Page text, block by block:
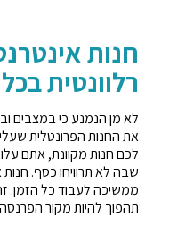
חנות
רלוונטית
לא מן הנמנע כי במצבים
את החנות הפרונטלית
לכם חנות מקוונת, אתם
שבה לא תרוויחו כסף.
ממשיכה לעבוד כל הזמן.
תהפוך להיות מקור